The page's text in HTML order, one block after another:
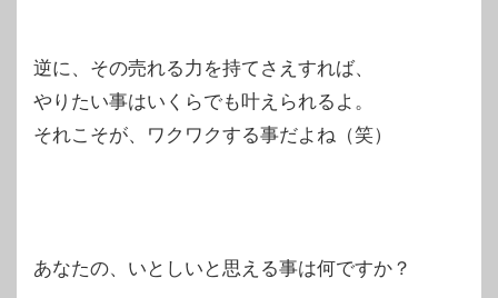
逆に、その売れる力を持てさえすれば、
やりたい事はいくらでも叶えられるよ。
それこそが、ワクワクする事だよね（笑）
あなたの、いとしいと思える事は何ですか？